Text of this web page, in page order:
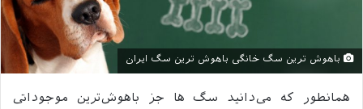
باهوش ترین سگ خانگی باهوش ترین سگ ایران
همانطور که می‌دانید سگ‌ ها جز باهوش‌ترین موجوداتی